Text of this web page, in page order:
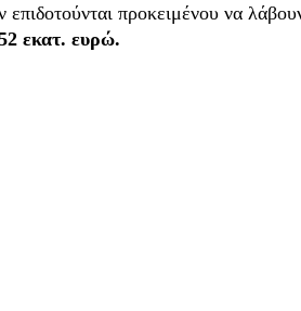
επιδοτούνται προκειμένου να
εκατ. ευρώ.